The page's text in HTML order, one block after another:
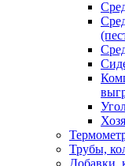
Трубы,
Добавки,